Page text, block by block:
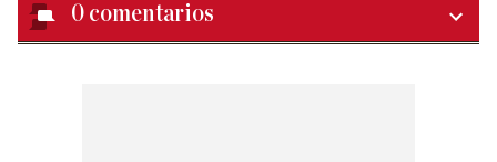
0 comentarios